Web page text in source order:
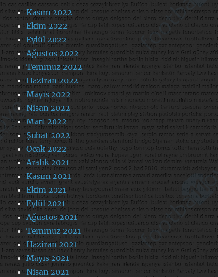
Kasım 2022
Ekim 2022
Eylül 2022
Ağustos 2022
Temmuz 2022
Haziran 2022
Mayıs 2022
Nisan 2022
Mart 2022
Şubat 2022
Ocak 2022
Aralık 2021
Kasım 2021
Ekim 2021
Eylül 2021
Ağustos 2021
Temmuz 2021
Haziran 2021
Mayıs 2021
Nisan 2021